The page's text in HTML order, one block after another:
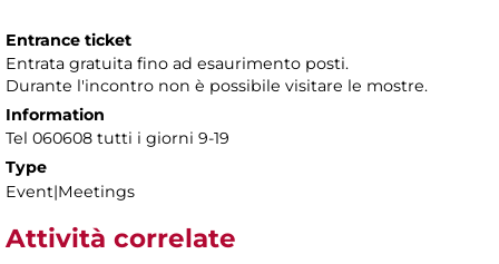
Entrance ticket
Entrata gratuita fino ad esaurimento posti.
Durante l'incontro non è possibile visitare le mostre.
Information
Tel 060608 tutti i giorni 9-19
Type
Event|Meetings
Attività correlate